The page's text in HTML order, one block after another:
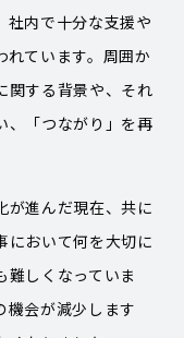
社内で十分な支援や
れています。周囲か
関する背景や、それ
、「つながり」を再
が進んだ現在、共に
において何を大切に
難しくなっていま
機会が減少します